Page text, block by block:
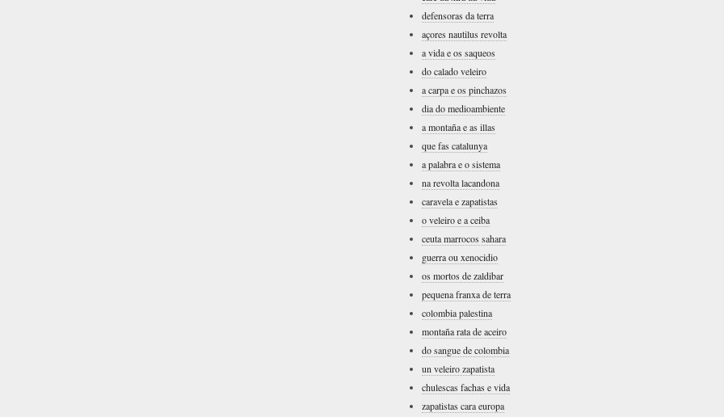
defensoras da terra
açores nautilus revolta
a vida e os saqueos
do calado veleiro
a carpa e os pinchazos
dia do medioambiente
a montaña e as illas
que fas catalunya
a palabra e o sistema
na revolta lacandona
caravela e zapatistas
o veleiro e a ceiba
ceuta marrocos sahara
guerra ou xenocidio
os mortos de zaldibar
pequena franxa de terra
colombia palestina
montaña rata de aceiro
do sangue de colombia
un veleiro zapatista
chulescas fachas e vida
zapatistas cara europa